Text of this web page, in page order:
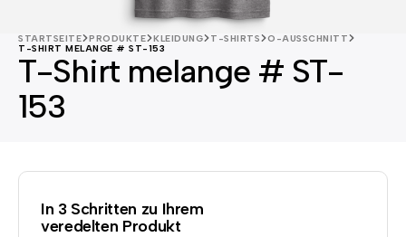
STARTSEITE PRODUKTE KLEIDUNG T-SHIRTS
O-AUSSCHNITT
T-SHIRT MELANGE # ST-153
T-Shirt melange # ST-
153
In 3 Schritten zu Ihrem
veredelten Produkt